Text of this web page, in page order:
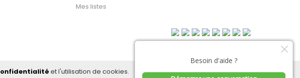
Mes listes
et l'utilisation de cookies. ACCEPTER